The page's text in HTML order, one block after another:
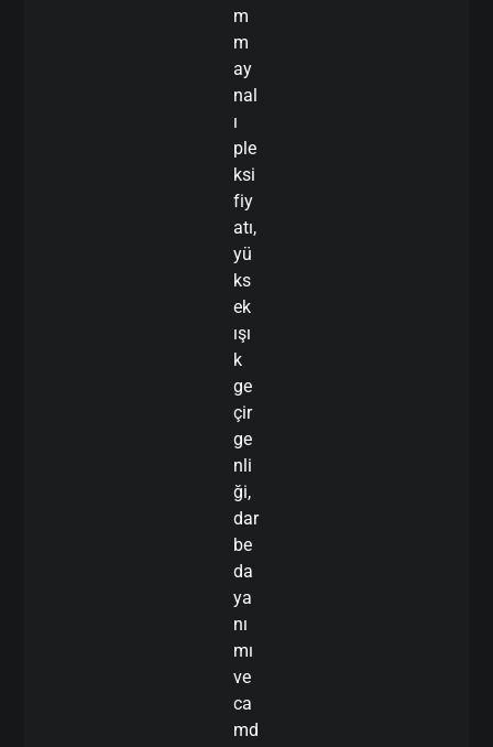
m
m
ay
nal
ı
ple
ksi
fiy
atı,
yü
ks
ek
ışı
k
ge
çir
ge
nli
ği,
dar
be
da
ya
nı
mı
ve
ca
md